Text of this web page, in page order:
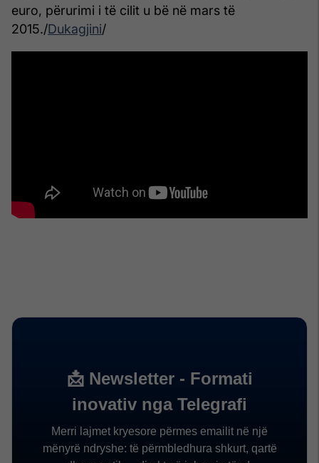
euro, përurimi i të cilit u bë në mars të
2015./Dukagjini/